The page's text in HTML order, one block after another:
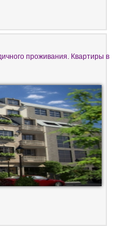
проживания. Квартиры в